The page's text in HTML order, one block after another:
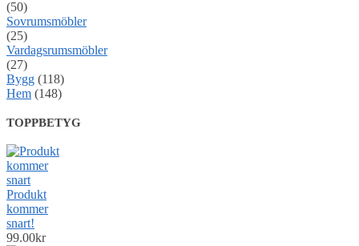
(50)
Sovrumsmöbler
(25)
Vardagsrumsmöbler
(27)
Bygg (118)
Hem (148)
TOPPBETYG
Produkt
kommer
snart!
99.00kr